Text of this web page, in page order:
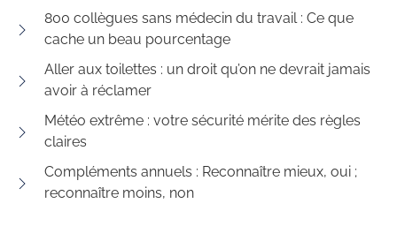
800 collègues sans médecin du travail : Ce que
cache un beau pourcentage
Aller aux toilettes : un droit qu’on ne devrait jamais
avoir à réclamer
Météo extrême : votre sécurité mérite des règles
claires
Compléments annuels : Reconnaître mieux, oui ;
reconnaître moins, non